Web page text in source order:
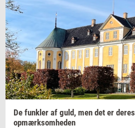
De funk­ler af guld, men det er deres
op­mærk­som­he­den